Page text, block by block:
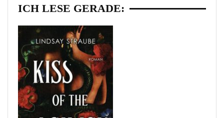
ICH LESE GERADE: